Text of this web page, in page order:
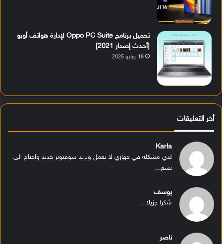
تحميل برنامج Oppo PC Suite لإدارة هواتف أوبو
[أحدث إصدار 2021]
18 يوليو 2025
أخر التعليقات
Karla
لدي مشكله في جهازي لا يعمل ويريد سوفتوير جديد واحتاج الى
تشغ...
يوسف
شكرا جزيلا...
ناصر